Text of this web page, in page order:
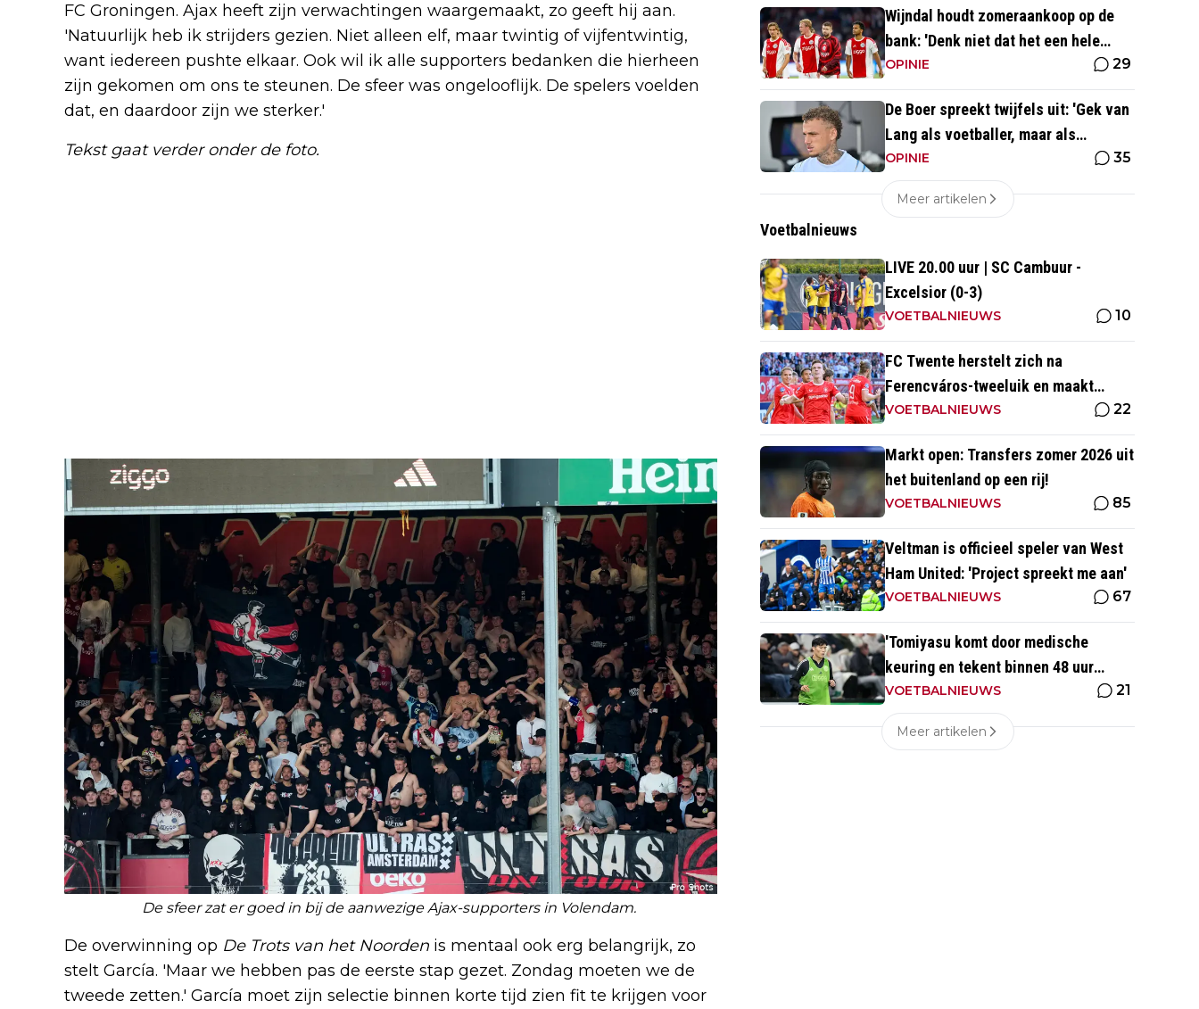
FC Groningen. Ajax heeft zijn verwachtingen waargemaakt, zo geeft hij aan.
'Natuurlijk heb ik strijders gezien. Niet alleen elf, maar twintig of vijfentwintig,
want iedereen pushte elkaar. Ook wil ik alle supporters bedanken die hierheen
zijn gekomen om ons te steunen. De sfeer was ongelooflijk. De spelers voelden
dat, en daardoor zijn we sterker.'
Tekst gaat verder onder de foto.
De sfeer zat er goed in bij de aanwezige Ajax-supporters in Volendam.
De overwinning op De Trots van het Noorden is mentaal ook erg belangrijk, zo
stelt García. 'Maar we hebben pas de eerste stap gezet. Zondag moeten we de
tweede zetten.' García moet zijn selectie binnen korte tijd zien fit te krijgen voor
Wijndal houdt zomeraankoop op de
bank: 'Denk niet dat het een hele
goede verdediger is'
OPINIE 29
De Boer spreekt twijfels uit: 'Gek van
Lang als voetballer, maar als
persoonlijkheid niet'
OPINIE 35
Meer artikelen
Voetbalnieuws
LIVE 20.00 uur | SC Cambuur -
Excelsior (0-3)
VOETBALNIEUWS 10
FC Twente herstelt zich na
Ferencváros-tweeluik en maakt
gehakt van Slowaakse opponent
VOETBALNIEUWS 22
Markt open: Transfers zomer 2026 uit
het buitenland op een rij!
VOETBALNIEUWS 85
Veltman is officieel speler van West
Ham United: 'Project spreekt me aan'
VOETBALNIEUWS 67
'Tomiyasu komt door medische
keuring en tekent binnen 48 uur
contract bij nieuwe club'
VOETBALNIEUWS 21
Meer artikelen